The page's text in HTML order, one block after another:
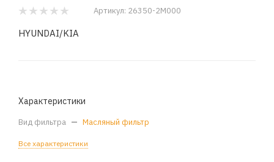
Артикул: 26350-2M000
HYUNDAI/KIA
Характеристики
Вид фильтра — Масляный фильтр
Все характеристики